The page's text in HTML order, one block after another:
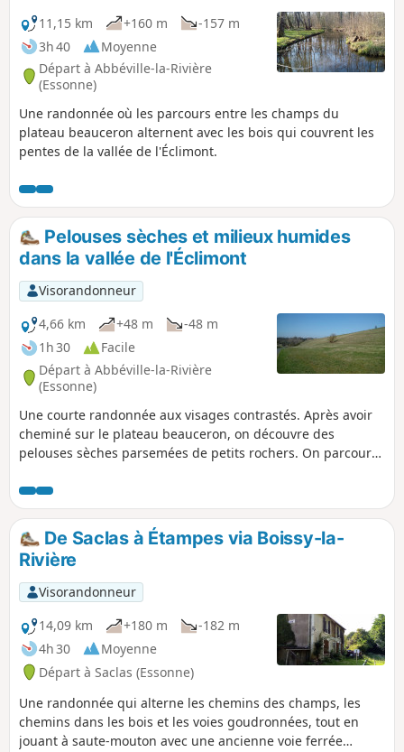
11,15 km
+160 m
-157 m
3h 40
Moyenne
Départ à Abbéville-la-Rivière
(Essonne)
Une randonnée où les parcours entre les champs du
plateau beauceron alternent avec les bois qui couvrent les
pentes de la vallée de l'Éclimont.
Pelouses sèches et milieux humides
dans la vallée de l'Éclimont
Visorandonneur
4,66 km
+48 m
-48 m
1h 30
Facile
Départ à Abbéville-la-Rivière
(Essonne)
Une courte randonnée aux visages contrastés. Après avoir
cheminé sur le plateau beauceron, on découvre des
pelouses sèches parsemées de petits rochers. On parcourt
De Saclas à Étampes via Boissy-la-
Rivière
Visorandonneur
14,09 km
+180 m
-182 m
4h 30
Moyenne
Départ à Saclas (Essonne)
Une randonnée qui alterne les chemins des champs, les
chemins dans les bois et les voies goudronnées, tout en
jouant à saute-mouton avec une ancienne voie ferrée